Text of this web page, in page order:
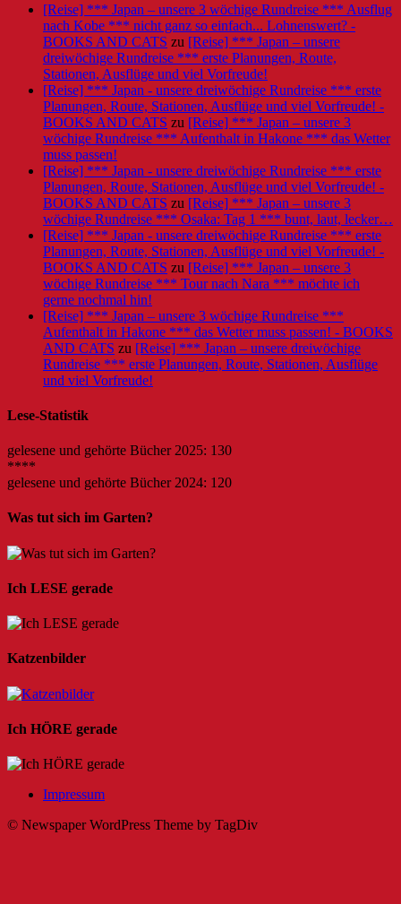
[Reise] *** Japan – unsere 3 wöchige Rundreise *** Ausflug
nach Kobe *** nicht ganz so einfach... Lohnenswert? -
BOOKS AND CATS zu [Reise] *** Japan – unsere
dreiwöchige Rundreise *** erste Planungen, Route,
Stationen, Ausflüge und viel Vorfreude!
[Reise] *** Japan - unsere dreiwöchige Rundreise *** erste
Planungen, Route, Stationen, Ausflüge und viel Vorfreude! -
BOOKS AND CATS zu [Reise] *** Japan – unsere 3
wöchige Rundreise *** Aufenthalt in Hakone *** das Wetter
muss passen!
[Reise] *** Japan - unsere dreiwöchige Rundreise *** erste
Planungen, Route, Stationen, Ausflüge und viel Vorfreude! -
BOOKS AND CATS zu [Reise] *** Japan – unsere 3
wöchige Rundreise *** Osaka: Tag 1 *** bunt, laut, lecker…
[Reise] *** Japan - unsere dreiwöchige Rundreise *** erste
Planungen, Route, Stationen, Ausflüge und viel Vorfreude! -
BOOKS AND CATS zu [Reise] *** Japan – unsere 3
wöchige Rundreise *** Tour nach Nara *** möchte ich
gerne nochmal hin!
[Reise] *** Japan – unsere 3 wöchige Rundreise ***
Aufenthalt in Hakone *** das Wetter muss passen! - BOOKS
AND CATS zu [Reise] *** Japan – unsere dreiwöchige
Rundreise *** erste Planungen, Route, Stationen, Ausflüge
und viel Vorfreude!
Lese-Statistik
gelesene und gehörte Bücher 2025: 130
****
gelesene und gehörte Bücher 2024: 120
Was tut sich im Garten?
Ich LESE gerade
Katzenbilder
Ich HÖRE gerade
Impressum
© Newspaper WordPress Theme by TagDiv